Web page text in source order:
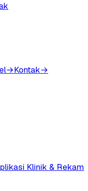
→Kontak→
Klinik & Rekam